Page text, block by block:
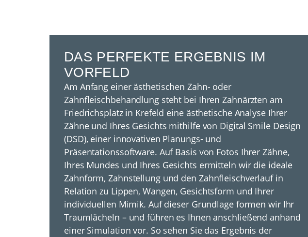
DAS PERFEKTE ERGEBNIS IM
VORFELD
Am Anfang einer ästhetischen Zahn- oder
Zahnfleischbehandlung steht bei Ihren Zahnärzten am
Friedrichsplatz in Krefeld eine ästhetische Analyse Ihrer
Zähne und Ihres Gesichts mithilfe von Digital Smile Design
(DSD), einer innovativen Planungs- und
Präsentationssoftware. Auf Basis von Fotos Ihrer Zähne,
Ihres Mundes und Ihres Gesichts ermitteln wir die ideale
Zahnform, Zahnstellung und den Zahnfleischverlauf in
Relation zu Lippen, Wangen, Gesichtsform und Ihrer
individuellen Mimik. Auf dieser Grundlage formen wir Ihr
Traumlächeln – und führen es Ihnen anschließend anhand
einer Simulation vor. So sehen Sie das Ergebnis der